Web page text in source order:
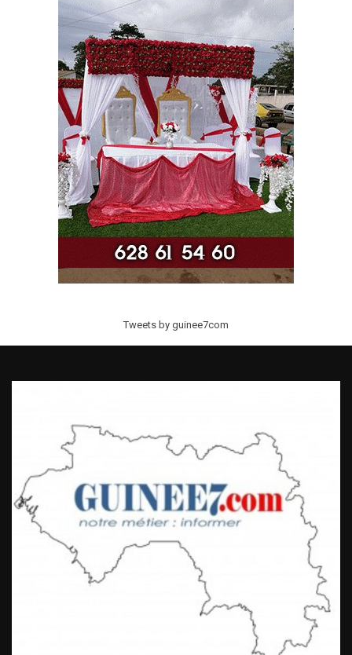
Tweets by guinee7com